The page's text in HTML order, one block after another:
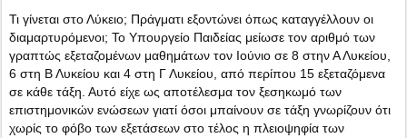
Τι γίνεται στο Λύκειο; Πράγματι εξοντώνει όπως καταγγέλλουν οι
διαμαρτυρόμενοι; Το Υπουργείο Παιδείας μείωσε τον αριθμό των
γραπτώς εξεταζομένων μαθημάτων τον Ιούνιο σε 8 στην Α Λυκείου,
6 στη Β Λυκείου και 4 στη Γ Λυκείου, από περίπου 15 εξεταζόμενα
σε κάθε τάξη. Αυτό είχε ως αποτέλεσμα τον ξεσηκωμό των
επιστημονικών ενώσεων γιατί όσοι μπαίνουν σε τάξη γνωρίζουν ότι
χωρίς το φόβο των εξετάσεων στο τέλος η πλειοψηφία των